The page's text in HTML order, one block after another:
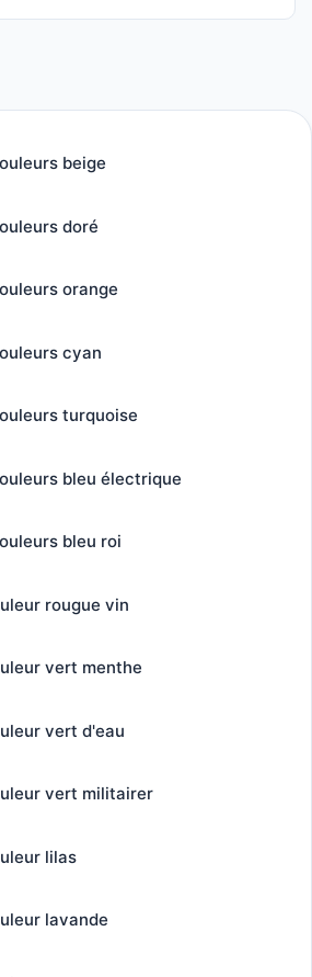
beige
doré
orange
cyan
turquoise
bleu électrique
bleu roi
rougue vin
vert menthe
vert d'eau
vert militairer
lilas
lavande